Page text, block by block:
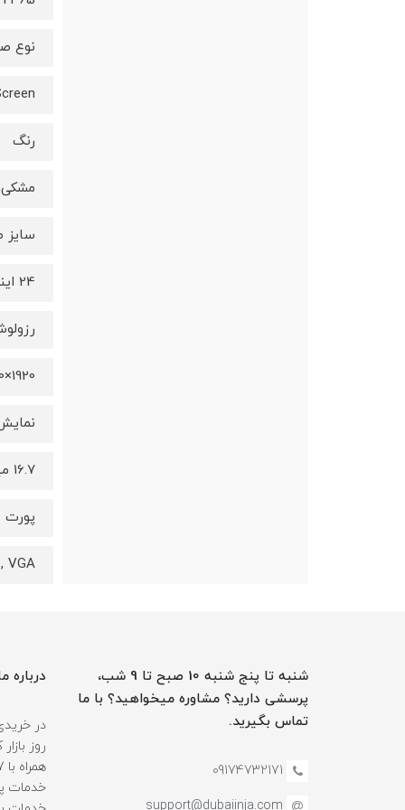
نوع
رنگ
24 اینچ
1920×1200
16.7 میلیون
پورت
VGA
شنبه تا پنج شنبه 10 صبح تا 9 شب،
پرسشی دارید؟ مشاوره میخواهید؟ با ما
تماس بگیرید.
09174732171
support@dubaiinja.com
درباره
در
روز
خدمات